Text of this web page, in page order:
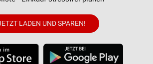
LADEN UND SPAREN!